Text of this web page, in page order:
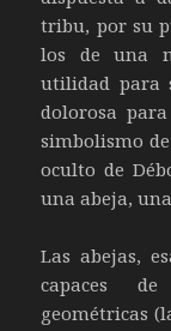
tribu, por su
los de una
utilidad para
dolorosa
simbolismo
oculto de
una abeja,
Las abejas,
capaces
geométricas